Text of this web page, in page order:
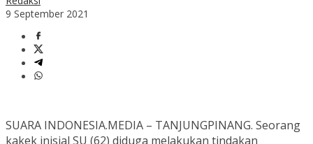
9 September 2021
SUARA INDONESIA.MEDIA – TANJUNGPINANG. Seorang
kakek inisial SU (62) diduga melakukan tindakan